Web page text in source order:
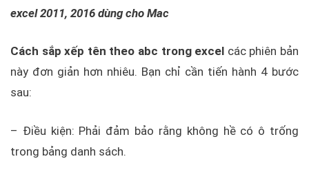
excel 2011, 2016 dùng cho Mac
Cách sắp xếp tên theo abc trong excel các phiên bản
này đơn giản hơn nhiêu. Bạn chỉ cần tiến hành 4 bước
sau:
– Điều kiện: Phải đảm bảo rằng không hề có ô trống
trong bảng danh sách.